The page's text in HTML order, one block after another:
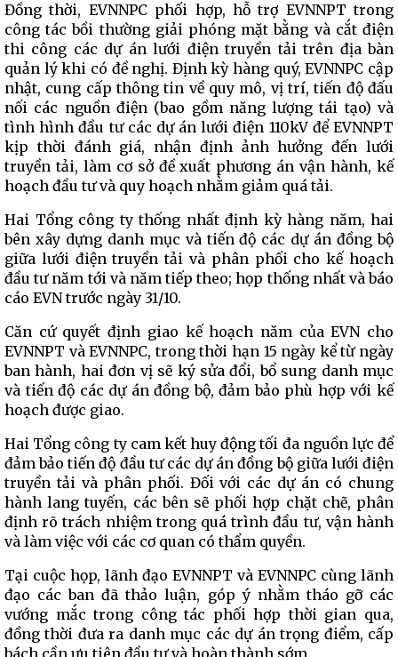
Đồng thời, EVNNPC phối hợp, hỗ trợ EVNNPT trong
công tác bồi thường giải phóng mặt bằng và cắt điện
thi công các dự án lưới điện truyền tải trên địa bàn
quản lý khi có đề nghị. Định kỳ hàng quý, EVNNPC cập
nhật, cung cấp thông tin về quy mô, vị trí, tiến độ đấu
nối các nguồn điện (bao gồm năng lượng tái tạo) và
tình hình đầu tư các dự án lưới điện 110kV để EVNNPT
kịp thời đánh giá, nhận định ảnh hưởng đến lưới
truyền tải, làm cơ sở đề xuất phương án vận hành, kế
hoạch đầu tư và quy hoạch nhằm giảm quá tải.
Hai Tổng công ty thống nhất định kỳ hàng năm, hai
bên xây dựng danh mục và tiến độ các dự án đồng bộ
giữa lưới điện truyền tải và phân phối cho kế hoạch
đầu tư năm tới và năm tiếp theo; họp thống nhất và báo
cáo EVN trước ngày 31/10.
Căn cứ quyết định giao kế hoạch năm của EVN cho
EVNNPT và EVNNPC, trong thời hạn 15 ngày kể từ ngày
ban hành, hai đơn vị sẽ ký sửa đổi, bổ sung danh mục
và tiến độ các dự án đồng bộ, đảm bảo phù hợp với kế
hoạch được giao.
Hai Tổng công ty cam kết huy động tối đa nguồn lực để
đảm bảo tiến độ đầu tư các dự án đồng bộ giữa lưới điện
truyền tải và phân phối. Đối với các dự án có chung
hành lang tuyến, các bên sẽ phối hợp chặt chẽ, phân
định rõ trách nhiệm trong quá trình đầu tư, vận hành
và làm việc với các cơ quan có thẩm quyền.
Tại cuộc họp, lãnh đạo EVNNPT và EVNNPC cùng lãnh
đạo các ban đã thảo luận, góp ý nhằm tháo gỡ các
vướng mắc trong công tác phối hợp thời gian qua,
đồng thời đưa ra danh mục các dự án trọng điểm, cấp
bách cần ưu tiên đầu tư và hoàn thành sớm.